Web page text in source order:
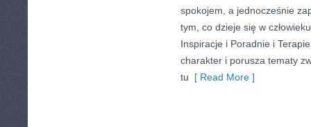
spokojem, a jednocześnie
tym, co dzieje się w
Inspiracje i Poradnie i
charakter i porusza tematy
tu [ Read More ]